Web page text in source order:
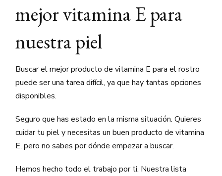
mejor vitamina E para
nuestra piel
Buscar el mejor producto de vitamina E para el rostro
puede ser una tarea difícil, ya que hay tantas opciones
disponibles.
Seguro que has estado en la misma situación. Quieres
cuidar tu piel y necesitas un buen producto de vitamina
E, pero no sabes por dónde empezar a buscar.
Hemos hecho todo el trabajo por ti. Nuestra lista